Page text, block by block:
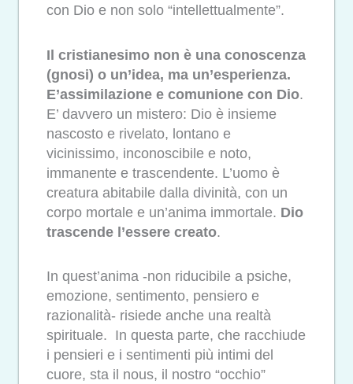
con Dio e non solo “intellettualmente”.
Il cristianesimo non è una conoscenza
(gnosi) o un’idea, ma un’esperienza.
E’assimilazione e comunione con Dio.
E’ davvero un mistero: Dio è insieme
nascosto e rivelato, lontano e
vicinissimo, inconoscibile e noto,
immanente e trascendente. L’uomo è
creatura abitabile dalla divinità, con un
corpo mortale e un’anima immortale. Dio
trascende l’essere creato.
In quest’anima -non riducibile a psiche,
emozione, sentimento, pensiero e
razionalità- risiede anche una realtà
spirituale. In questa parte, che racchiude
i pensieri e i sentimenti più intimi del
cuore, sta il nous, il nostro “occhio”